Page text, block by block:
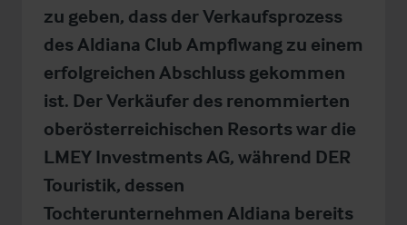
zu geben, dass der Verkaufsprozess
des Aldiana Club Ampflwang zu einem
erfolgreichen Abschluss gekommen
ist. Der Verkäufer des renommierten
oberösterreichischen Resorts war die
LMEY Investments AG, während DER
Touristik, dessen
Tochterunternehmen Aldiana bereits